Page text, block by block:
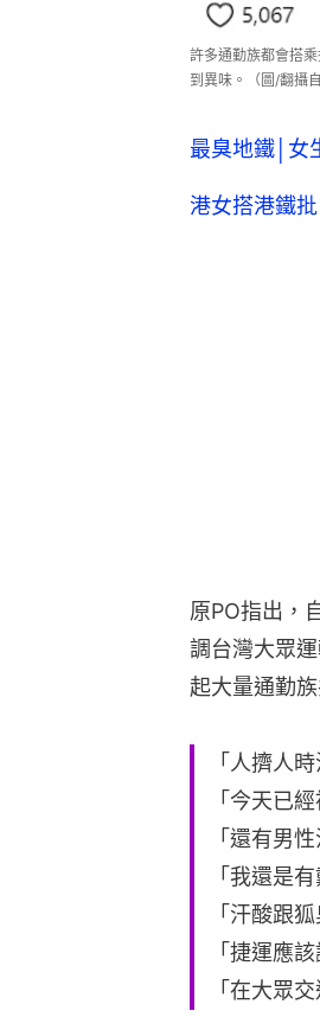
許多通勤族都會搭
到異味。（圖/翻攝
最臭地鐵│
港女搭港鐵
原PO指出，
調台灣大眾
起大量通勤
「人擠人
「今天已
「還有男
「我還是
「汗酸跟
「捷運應
「在大眾